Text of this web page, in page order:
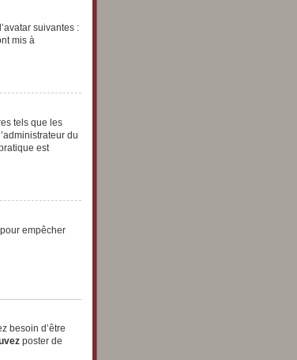
suivantes :
mis à
tels que les
du
est
empêcher
besoin d’être
poster de